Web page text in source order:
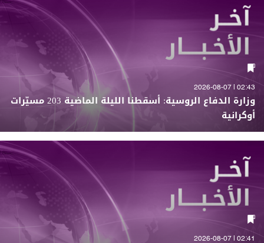
02:43 | 2026-08-07
وزارة الدفاع الروسية: أسقطنا الليلة الماضية 203 مسيّرات
أوكرانية
02:41 | 2026-08-07